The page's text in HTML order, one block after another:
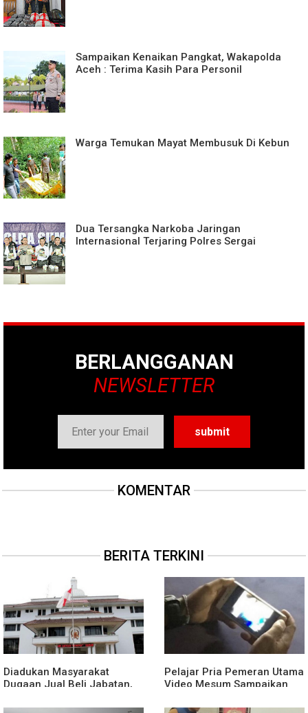
Sampaikan Kenaikan Pangkat, Wakapolda
Aceh : Terima Kasih Para Personil
Warga Temukan Mayat Membusuk Di Kebun
Dua Tersangka Narkoba Jaringan
Internasional Terjaring Polres Sergai
BERLANGGANAN
NEWSLETTER
KOMENTAR
BERITA TERKINI
Diadukan Masyarakat
Dugaan Jual Beli Jabatan,
Camat Medan Timur
Pelajar Pria Pemeran Utama
Video Mesum Sampaikan